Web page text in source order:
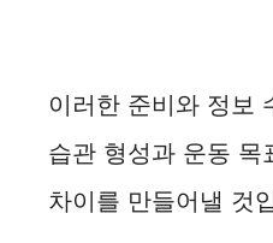
이러한 준비와 정보
습관 형성과 운동 목
차이를 만들어낼 것